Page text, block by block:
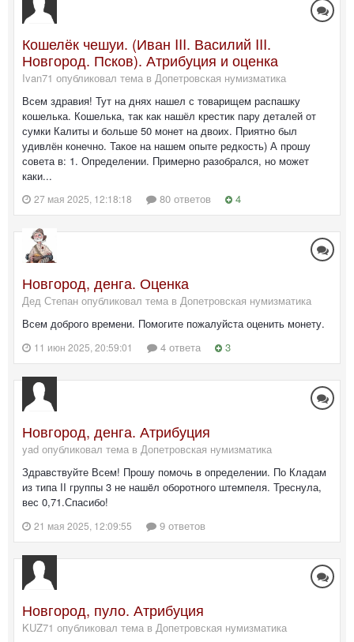
Кошелёк чешуи. (Иван III. Василий III.
Новгород. Псков). Атрибуция и оценка
Ivan71 опубликовал тема в Допетровская нумизматика
Всем здравия! Тут на днях нашел с товарищем распашку
кошелька. Кошелька, так как нашёл крестик пару деталей от
сумки Калиты и больше 50 монет на двоих. Приятно был
удивлён конечно. Такое на нашем опыте редкость) А прошу
совета в: 1. Определении. Примерно разобрался, но может
каки...
27 мая 2025, 12:18:18 80 ответов 4
Новгород, денга. Оценка
Дед Степан опубликовал тема в Допетровская нумизматика
Всем доброго времени. Помогите пожалуйста оценить монету.
11 июн 2025, 20:59:01 4 ответа 3
Новгород, денга. Атрибуция
yad опубликовал тема в Допетровская нумизматика
Здравствуйте Всем! Прошу помочь в определении. По Кладам
из типа II группы 3 не нашëл оборотного штемпеля. Треснула,
вес 0,71.Спасибо!
21 мая 2025, 12:09:55 9 ответов
Новгород, пуло. Атрибуция
KUZ71 опубликовал тема в Допетровская нумизматика